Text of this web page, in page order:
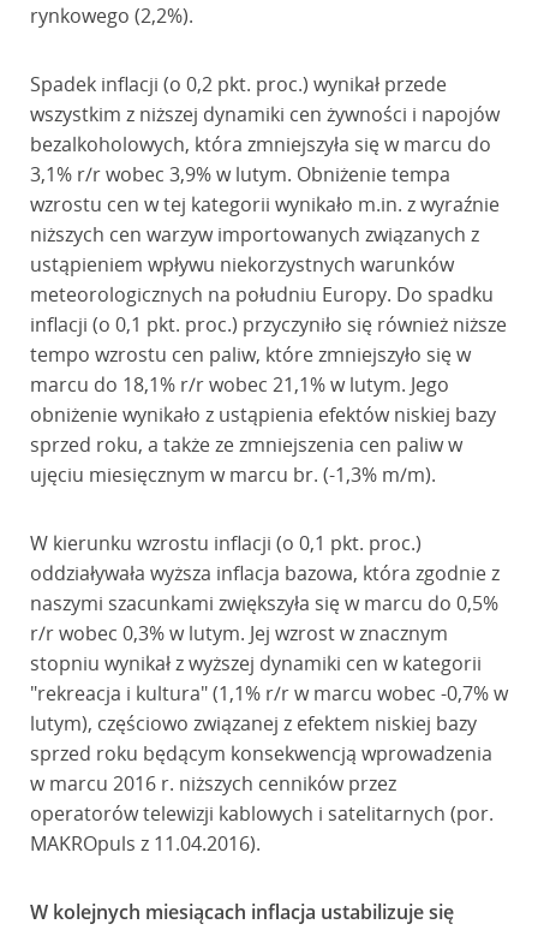
rynkowego (2,2%).
Spadek inflacji (o 0,2 pkt. proc.) wynikał przede
wszystkim z niższej dynamiki cen żywności i napojów
bezalkoholowych, która zmniejszyła się w marcu do
3,1% r/r wobec 3,9% w lutym. Obniżenie tempa
wzrostu cen w tej kategorii wynikało m.in. z wyraźnie
niższych cen warzyw importowanych związanych z
ustąpieniem wpływu niekorzystnych warunków
meteorologicznych na południu Europy. Do spadku
inflacji (o 0,1 pkt. proc.) przyczyniło się również niższe
tempo wzrostu cen paliw, które zmniejszyło się w
marcu do 18,1% r/r wobec 21,1% w lutym. Jego
obniżenie wynikało z ustąpienia efektów niskiej bazy
sprzed roku, a także ze zmniejszenia cen paliw w
ujęciu miesięcznym w marcu br. (-1,3% m/m).
W kierunku wzrostu inflacji (o 0,1 pkt. proc.)
oddziaływała wyższa inflacja bazowa, która zgodnie z
naszymi szacunkami zwiększyła się w marcu do 0,5%
r/r wobec 0,3% w lutym. Jej wzrost w znacznym
stopniu wynikał z wyższej dynamiki cen w kategorii
"rekreacja i kultura" (1,1% r/r w marcu wobec -0,7% w
lutym), częściowo związanej z efektem niskiej bazy
sprzed roku będącym konsekwencją wprowadzenia
w marcu 2016 r. niższych cenników przez
operatorów telewizji kablowych i satelitarnych (por.
MAKROpuls z 11.04.2016).
W kolejnych miesiącach inflacja ustabilizuje się